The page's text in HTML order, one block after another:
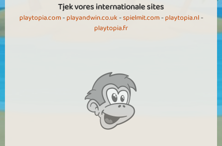
Tjek vores internationale sites
playtopia.com-playandwin.co.uk-spielmit.com-playtopia.nl-
playtopia.fr